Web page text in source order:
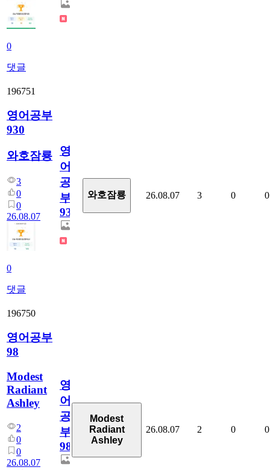
0
댓글
196751
영어공부
930
와호잠룡
3
0
0
26.08.07
0
댓글
영
어
공
부
930
와호잠룡 26.08.07 3 0 0
196750
영어공부
98
Modest
Radiant
Ashley
2
0
0
26.08.07
영
어
공
부
98
Modest
Radiant
Ashley
26.08.07 2 0 0